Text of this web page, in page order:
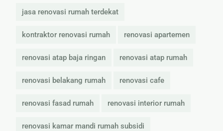
jasa renovasi rumah terdekat
kontraktor renovasi rumah renovasi apartemen
renovasi atap baja ringan renovasi atap rumah
renovasi belakang rumah renovasi cafe
renovasi fasad rumah renovasi interior rumah
renovasi kamar mandi rumah subsidi